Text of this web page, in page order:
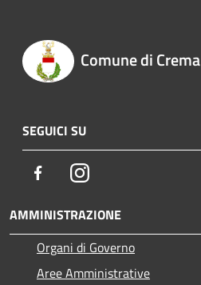
Comune di Crema
SEGUICI SU
FacebookInstagram
AMMINISTRAZIONE
Organi di Governo
Aree Amministrative